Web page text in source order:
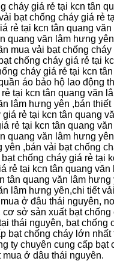
cháy giá rẻ tại kcn tân
bạt chống cháy giá rẻ
rẻ tại kcn tân quang
quang văn lâm hưng
mua vải bạt chống
chống cháy giá rẻ tại
cháy giá rẻ tại kcn
áo bảo hộ lao động
tại kcn tân quang văn
lâm hưng yên ,bán
rẻ tại kcn tân quang
rẻ tại kcn tân quang
quang văn lâm hưng
,bán vải bạt chống
chống cháy giá rẻ tại
rẻ tại kcn tân quang
tân quang văn lâm
lâm hưng yên,chi tiết
ở đâu thái nguyên,
cơ sở sản xuất bạt
thái nguyên, bạt
bạt chống cháy lớn
ty chuyên cung cấp
ở dâu thái nguyên.